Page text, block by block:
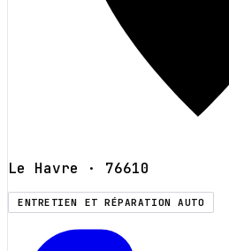
Le Havre · 76610
ENTRETIEN ET RÉPARATION AUTO